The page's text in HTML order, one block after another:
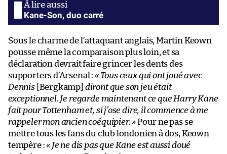
Kane-Son, duo carré
Sous le charme de l’attaquant anglais, Martin Keown
pousse même la comparaison plus loin, et sa
déclaration devrait faire grincer les dents des
supporters d’Arsenal : « Tous ceux qui ont joué avec
Dennis[Bergkamp] diront que son jeu était
exceptionnel. Je regarde maintenant ce que Harry Kane
fait pour Tottenham et, si j’ose dire, il commence à me
rappeler mon ancien coéquipier. »Pour ne pas se
mettre tous les fans du club londonien à dos, Keown
tempère :« Je ne dis pas que Kane est aussi doué